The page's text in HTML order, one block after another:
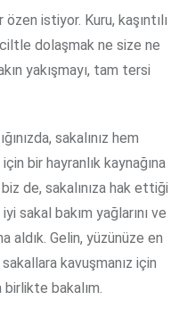
istiyor. Kuru, kaşıntılı
dolaşmak ne size ne
yakışmayı, tam tersi
sakalınız hem
bir hayranlık kaynağına
de, sakalınıza hak ettiği
sakal bakım yağlarını ve
aldık. Gelin, yüzünüze en
kavuşmanız için
bakalım.